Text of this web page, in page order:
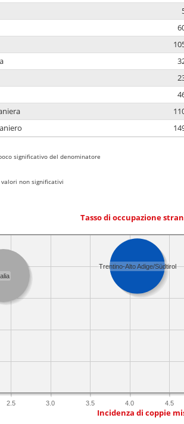
significativo del denominatore
non significativi
Tasso di occupazione
2.5 3.0 3.5 4.0 4.5
Trentino-Alto Adige/Südtirol
Incidenza di coppie